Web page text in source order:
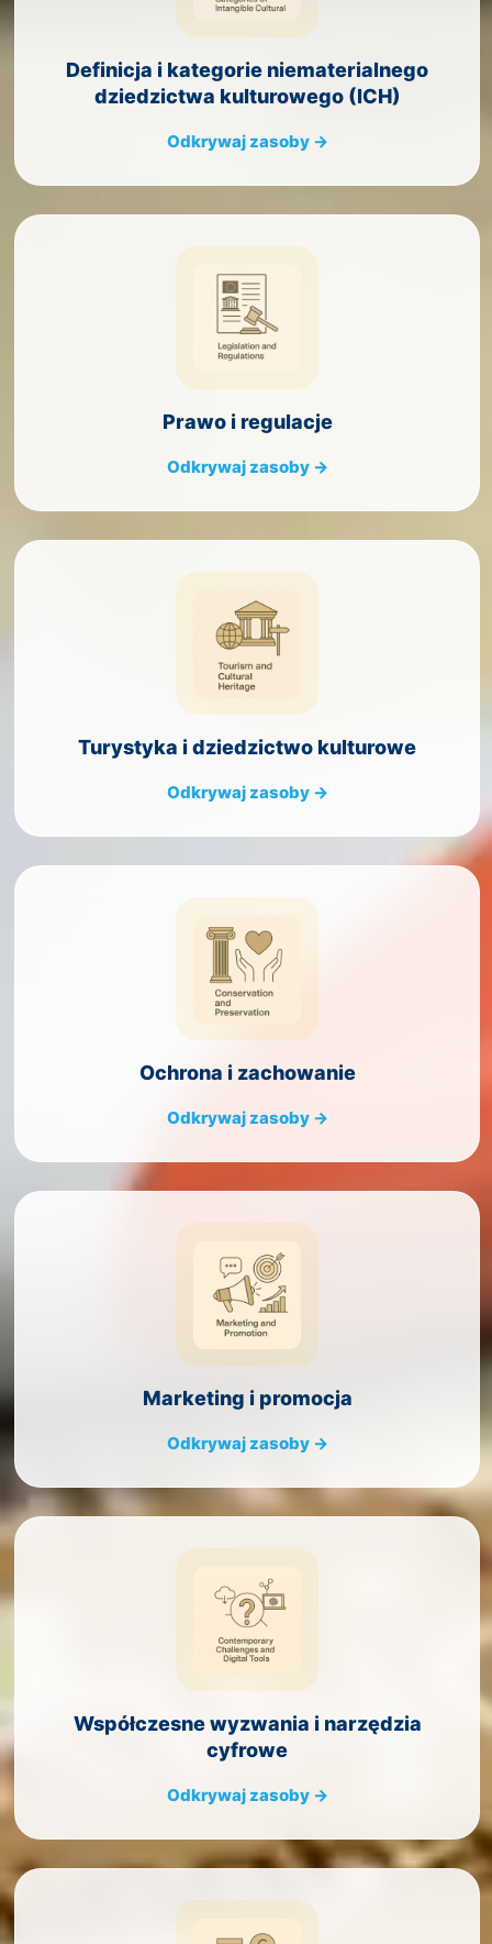
Definicja i kategorie niematerialnego
dziedzictwa kulturowego (ICH)
Odkrywaj zasoby →
Prawo i regulacje
Odkrywaj zasoby →
Turystyka i dziedzictwo kulturowe
Odkrywaj zasoby →
Ochrona i zachowanie
Odkrywaj zasoby →
Marketing i promocja
Odkrywaj zasoby →
Współczesne wyzwania i narzędzia
cyfrowe
Odkrywaj zasoby →